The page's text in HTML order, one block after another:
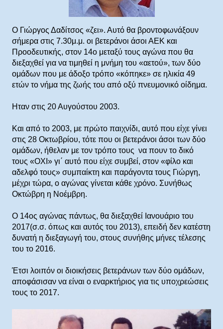
Ο Γιώργος Δαδίτσος «ζει». Αυτό θα βροντοφωνάξουν
σήμερα στις 7.30μ.μ. οι βετεράνοι άσοι ΑΕΚ και
Προοδευτικής, στον 14ο μεταξύ τους αγώνα που θα
διεξαχθεί για να τιμηθεί η μνήμη του «αετού», των δύο
ομάδων που με άδοξο τρόπο «κόπηκε» σε ηλικία 49
ετών το νήμα της ζωής του από οξύ πνευμονικό οίδημα.
Ηταν στις 20 Αυγούστου 2003.
Και από το 2003, με πρώτο παιχνίδι, αυτό που είχε γίνει
στις 28 Οκτωβρίου, τότε που οι βετεράνοι άσοι των δύο
ομάδων, ήθελαν με τον τρόπο τους να πουν το δικό
τους «ΟΧΙ» γι΄ αυτό που είχε συμβεί, στον «φίλο και
αδελφό τους» συμπαίκτη και παράγοντα τους Γιώργη,
μέχρι τώρα, ο αγώνας γίνεται κάθε χρόνο. Συνήθως
Οκτώβρη η Νοέμβρη.
Ο 14ος αγώνας πάντως, θα διεξαχθεί Ιανουάριο του
2017(σ.σ. όπως και αυτός του 2013), επειδή δεν κατέστη
δυνατή η διεξαγωγή του, στους συνήθης μήνες τέλεσης
του το 2016.
Έτσι λοιπόν οι διοικήσεις βετεράνων των δύο ομάδων,
αποφάσισαν να είναι ο εναρκτήριος για τις υποχρεώσεις
τους το 2017.